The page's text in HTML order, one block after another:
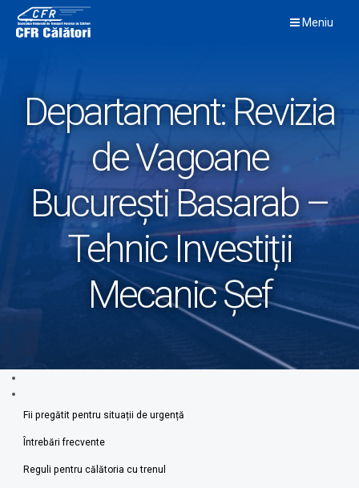
content
Meniu
Departament:Revizia
de Vagoane
București Basarab –
Tehnic Investiții
Mecanic Șef
Fii pregătit pentru situații de urgență
Întrebări frecvente
Reguli pentru călătoria cu trenul